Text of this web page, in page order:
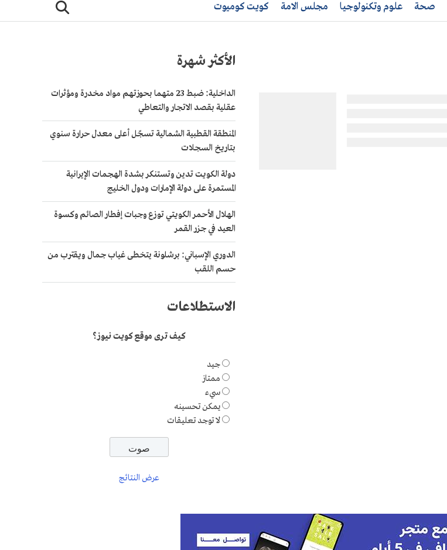
صحة علوم وتكنولوجيا مجلس الامة كويت كوميوت
الأكثر شهرة
الداخلية: ضبط 23 متهما بحوزتهم مواد مخدرة ومؤثرات
عقلية بقصد الاتجار والتعاطي
المنطقة القطبية الشمالية تسجّل أعلى معدل حرارة سنوي
بتاريخ السجلات
دولة الكويت تدين وتستنكر بشدة الهجمات الإيرانية
المستمرة على دولة الإمارات ودول الخليج
الهلال الأحمر الكويتي توزع وجبات إفطار الصائم وكسوة
العيد في جزر القمر
الدوري الإسباني: برشلونة يتخطى غياب جمال ويقترب من
حسم اللقب
الاستطلاعات
كيف ترى موقع كويت نيوز؟
جيد
ممتاز
سيء
يمكن تحسينه
لا توجد تعليقات
عرض النتائج